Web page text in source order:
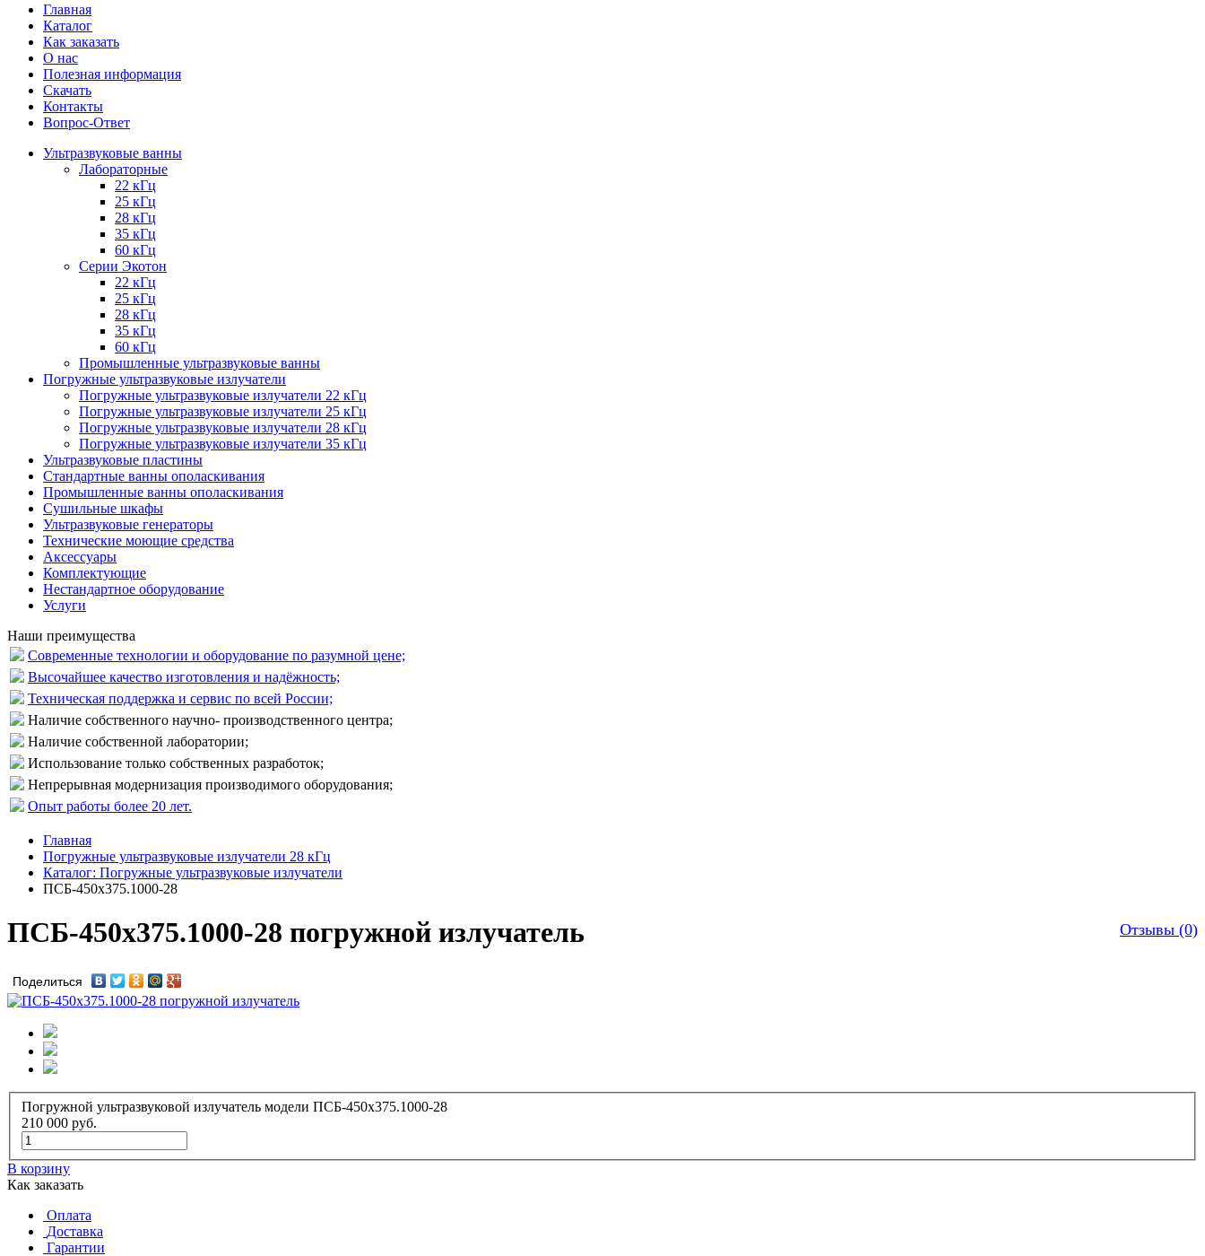
Главная
Каталог
Как заказать
О нас
Полезная информация
Скачать
Контакты
Вопрос-Ответ
Ультразвуковые ванны
Лабораторные
22 кГц
25 кГц
28 кГц
35 кГц
60 кГц
Серии Экотон
22 кГц
25 кГц
28 кГц
35 кГц
60 кГц
Промышленные ультразвуковые ванны
Погружные ультразвуковые излучатели
Погружные ультразвуковые излучатели 22 кГц
Погружные ультразвуковые излучатели 25 кГц
Погружные ультразвуковые излучатели 28 кГц
Погружные ультразвуковые излучатели 35 кГц
Ультразвуковые пластины
Стандартные ванны ополаскивания
Промышленные ванны ополаскивания
Сушильные шкафы
Ультразвуковые генераторы
Технические моющие средства
Аксессуары
Комплектующие
Нестандартное оборудование
Услуги
Наши преимущества
Современные технологии и оборудование по разумной цене;
Высочайшее качество изготовления и надёжность;
Техническая поддержка и сервис по всей России;
Наличие собственного научно- производственного центра;
Наличие собственной лаборатории;
Использование только собственных разработок;
Непрерывная модернизация производимого оборудования;
Опыт работы более 20 лет.
Главная
Погружные ультразвуковые излучатели 28 кГц
Каталог: Погружные ультразвуковые излучатели
ПСБ-450х375.1000-28
Отзывы (0)
ПСБ-450х375.1000-28 погружной излучатель
Поделиться
Погружной ультразвуковой излучатель модели ПСБ-450х375.1000-28
210 000 руб.
В корзину
Как заказать
Оплата
Доставка
Гарантии